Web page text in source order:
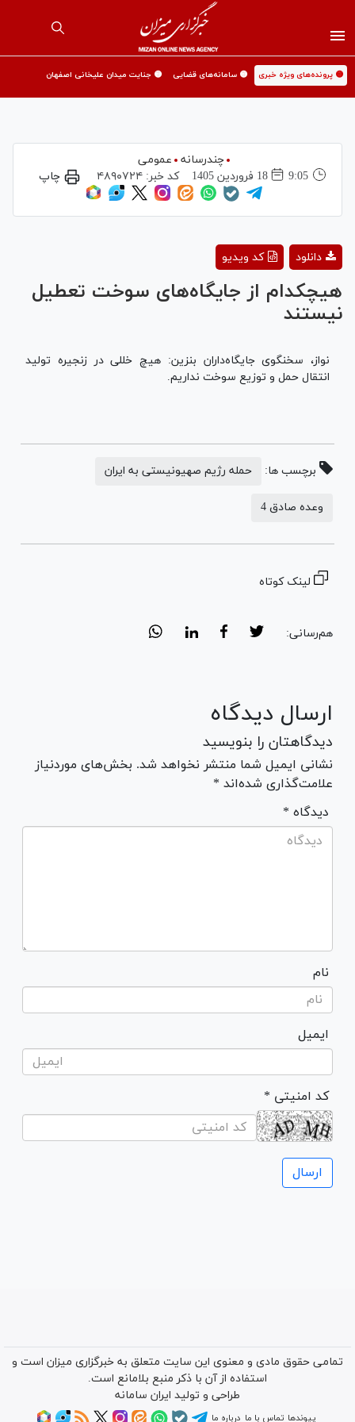
🟡 پرونده‌های ویژه خبری 🟡 سامانه‌های قضایی 🟡 جنایت میدان علیخانی اصفهان
چندرسانه
عمومی
9:05
18 فروردين 1405 کد خبر: ۴۸۹۰۷۲۴ چاپ
Video
کد ویدیو دانلود
هیچکدام از جایگاه‌های سوخت تعطیل
نیستند
نواز، سخنگوی جایگاه‌داران بنزین: هیچ خللی در زنجیره تولید
انتقال حمل و توزیع سوخت نداریم.
برچسب ها: حمله رژیم صهیونیستی به ایران
وعده صادق 4
لینک کوتاه
هم‌رسانی:
ارسال دیدگاه
دیدگاهتان را بنویسید
نشانی ایمیل شما منتشر نخواهد شد. بخش‌های موردنیاز
علامت‌گذاری شده‌اند *
* دیدگاه
نام
ایمیل
* کد امنیتی
تمامی حقوق مادی و معنوی این سایت متعلق به خبرگزاری میزان است و
استفاده از آن با ذکر منبع بلامانع است.
طراحی و تولید ایران سامانه
پیوندها تماس با ما درباره ما